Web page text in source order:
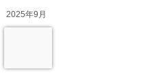
2025年9月